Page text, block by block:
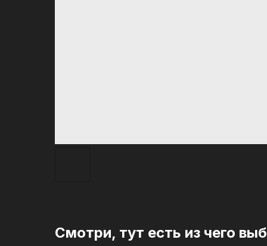
Смотри, тут есть из чего